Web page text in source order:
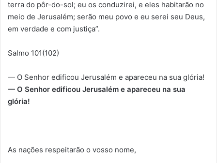
terra do pôr-do-sol; eu os conduzirei, e eles habitarão no
meio de Jerusalém; serão meu povo e eu serei seu Deus,
em verdade e com justiça”.
Salmo 101(102)
— O Senhor edificou Jerusalém e apareceu na sua glória!
— O Senhor edificou Jerusalém e apareceu na sua
glória!
As nações respeitarão o vosso nome,